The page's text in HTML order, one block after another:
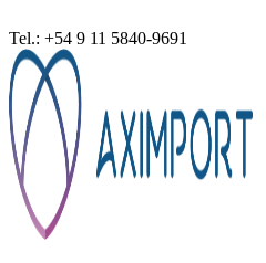
Tel.: +54 9 11 5840-9691